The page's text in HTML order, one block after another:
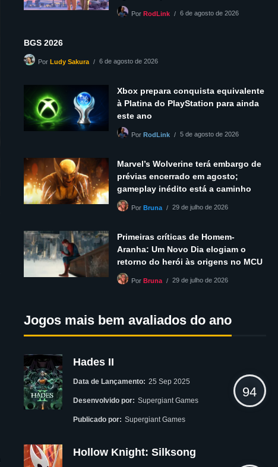
PorRodLink 6 de agosto de 2026
BGS 2026
PorLudy Sakura 6 de agosto de 2026
Xbox prepara conquista equivalente
à Platina do PlayStation para ainda
este ano
PorRodLink 5 de agosto de 2026
Marvel’s Wolverine terá embargo de
prévias encerrado em agosto;
gameplay inédito está a caminho
PorBruna 29 de julho de 2026
Primeiras críticas de Homem-
Aranha: Um Novo Dia elogiam o
retorno do herói às origens no MCU
PorBruna 29 de julho de 2026
Jogos mais bem avaliados do ano
Hades II
Data de Lançamento: 25 Sep 2025
Desenvolvido por: Supergiant Games
Publicado por: Supergiant Games
94
Hollow Knight: Silksong